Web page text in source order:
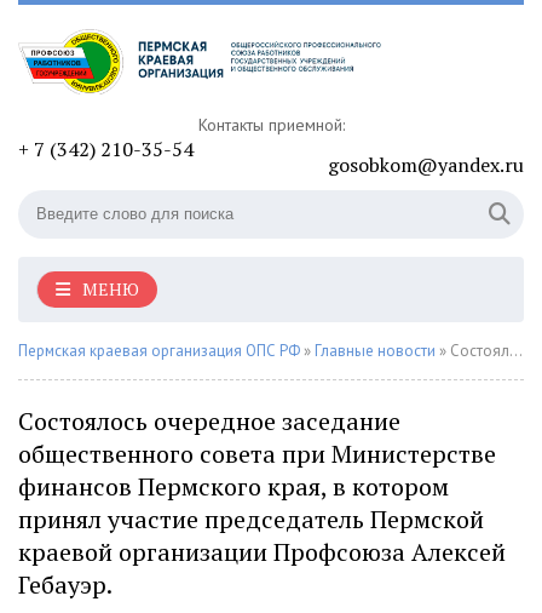
Контакты приемной:
+ 7 (342) 210-35-54
gosobkom@yandex.ru
МЕНЮ
Пермская краевая организация ОПС РФ » Главные новости » Состоялось очередное заседание общественного совета при Министерстве финансов Пермского края, в котором принял участие председатель Пермской краевой организации Профсоюза Алексей Гебауэр.
Состоялось очередное заседание
общественного совета при Министерстве
финансов Пермского края, в котором
принял участие председатель Пермской
краевой организации Профсоюза Алексей
Гебауэр.